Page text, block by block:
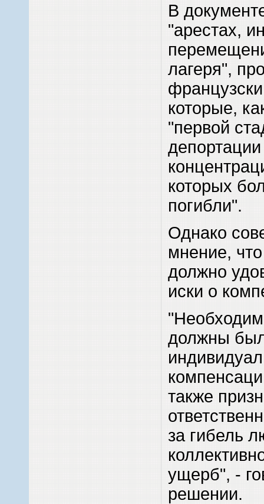
В
"арестах,
лагеря",
которые,
"первой
которых
погибли".
Однако
мнение,
должно
иски о
должны
также
за гибель
ущерб", -
решении.